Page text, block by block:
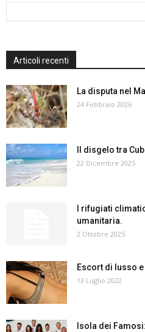
Articoli recenti
La disputa nel
24 Febbraio 2026
Il disgelo tra
22 Dicembre 2025
I rifugiati
umanitaria.
2 Ottobre 2025
Escort di lusso
13 Luglio 2022
Isola dei